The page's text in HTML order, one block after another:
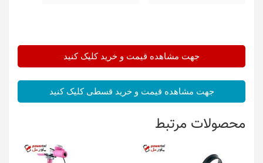
جهت مشاهده قیمت و خرید کلیک کنید
جهت مشاهده قیمت و خرید قسطی کلیک کنید
محصولات مرتبط